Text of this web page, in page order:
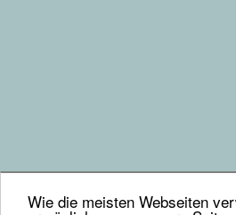
Wie die meisten Webseiten